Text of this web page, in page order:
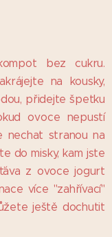
bez cukru.
na kousky,
přidejte špetku
ovoce nepustí
nechat stranou na
do misky, kam jste
z ovoce jogurt
více "zahřívací"
ještě dochutit